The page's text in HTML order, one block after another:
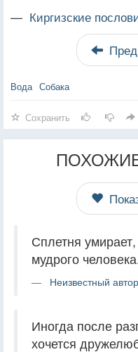
— Киргизские
Вода Собака
Сохранить
Сплетня
мудрого
Неизвестный
Иногда после
хочется